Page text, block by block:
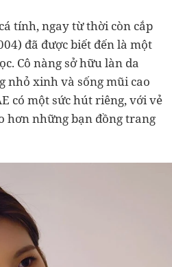
tính, ngay từ thời còn cắp
đã được biết đến là một
Cô nàng sở hữu làn da
nhỏ xinh và sống mũi cao
có một sức hút riêng, với vẻ
hơn những bạn đồng trang